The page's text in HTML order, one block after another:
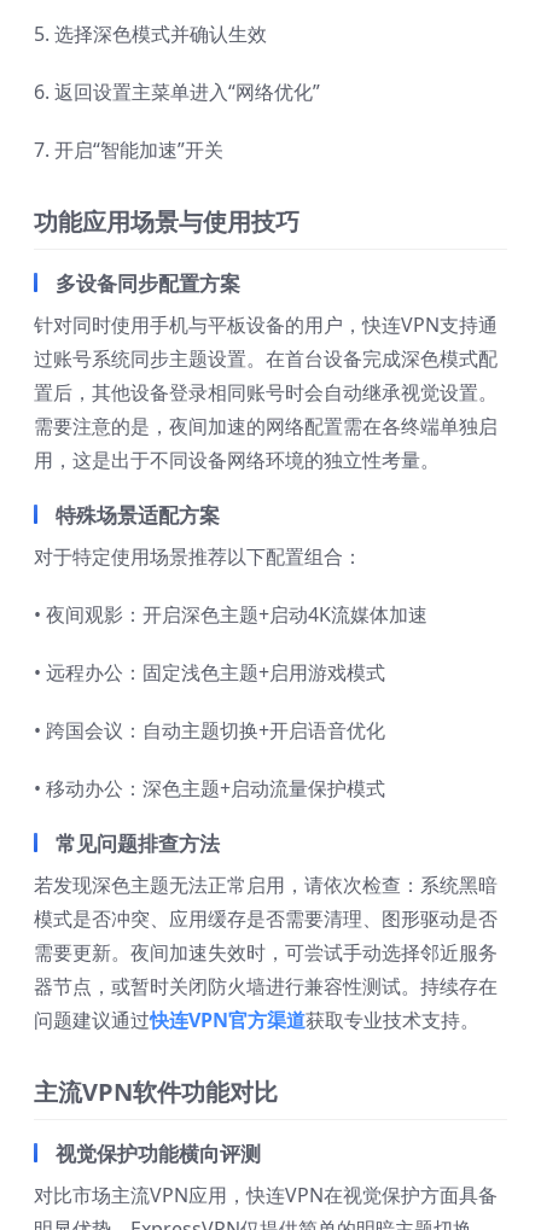
5. 选择深色模式并确认生效
6. 返回设置主菜单进入“网络优化”
7. 开启“智能加速”开关
功能应用场景与使用技巧
多设备同步配置方案
针对同时使用手机与平板设备的用户，快连VPN支持通
过账号系统同步主题设置。在首台设备完成深色模式配
置后，其他设备登录相同账号时会自动继承视觉设置。
需要注意的是，夜间加速的网络配置需在各终端单独启
用，这是出于不同设备网络环境的独立性考量。
特殊场景适配方案
对于特定使用场景推荐以下配置组合：
• 夜间观影：开启深色主题+启动4K流媒体加速
• 远程办公：固定浅色主题+启用游戏模式
• 跨国会议：自动主题切换+开启语音优化
• 移动办公：深色主题+启动流量保护模式
常见问题排查方法
若发现深色主题无法正常启用，请依次检查：系统黑暗
模式是否冲突、应用缓存是否需要清理、图形驱动是否
需要更新。夜间加速失效时，可尝试手动选择邻近服务
器节点，或暂时关闭防火墙进行兼容性测试。持续存在
问题建议通过快连VPN官方渠道获取专业技术支持。
主流VPN软件功能对比
视觉保护功能横向评测
对比市场主流VPN应用，快连VPN在视觉保护方面具备